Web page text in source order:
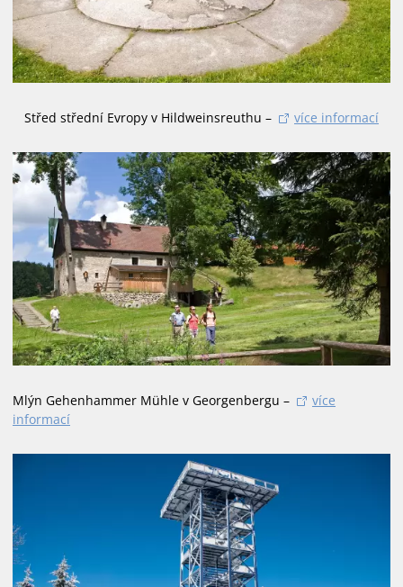
Střed střední Evropy v Hildweinsreuthu – více informací
Mlýn Gehenhammer Mühle v Georgenbergu –
více
informací